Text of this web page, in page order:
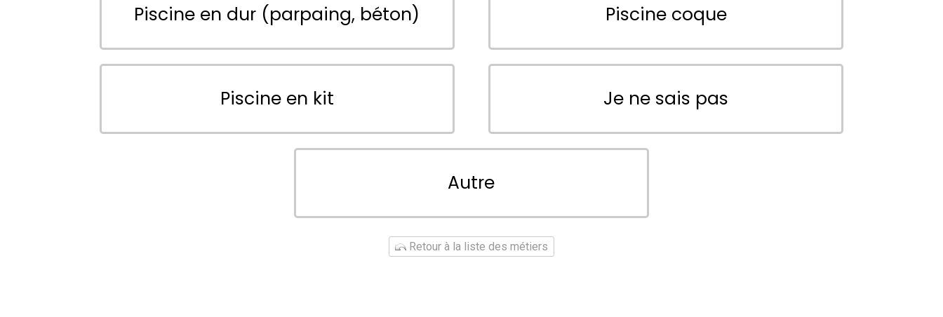
Piscine en dur (parpaing, béton) Piscine coque
Piscine en kit Je ne sais pas
Autre
Retour à la liste des métiers